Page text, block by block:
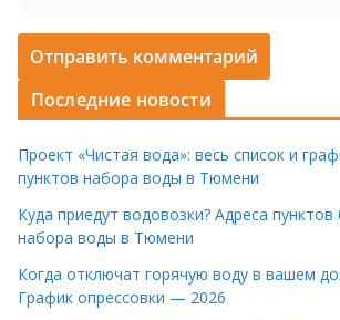
Последние новости
Проект «Чистая вода»: весь список и
пунктов набора воды в Тюмени
Куда приедут водовозки? Адреса пунктов
набора воды в Тюмени
Когда отключат горячую воду в вашем
График опрессовки — 2026